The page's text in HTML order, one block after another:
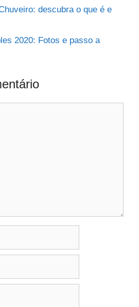
descubra o que é e
2020: Fotos e passo a